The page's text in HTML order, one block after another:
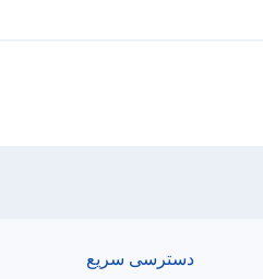
دسترسی سریع